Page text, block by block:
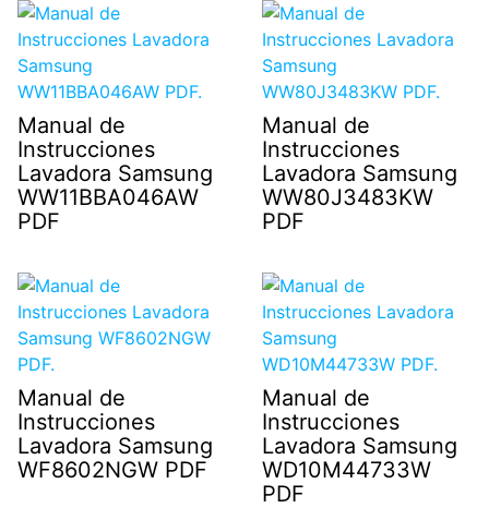
Manual de
Instrucciones
Lavadora Samsung
WW11BBA046AW
PDF
Manual de
Instrucciones
Lavadora Samsung
WW80J3483KW
PDF
Manual de
Instrucciones
Lavadora Samsung
WF8602NGW PDF
Manual de
Instrucciones
Lavadora Samsung
WD10M44733W
PDF